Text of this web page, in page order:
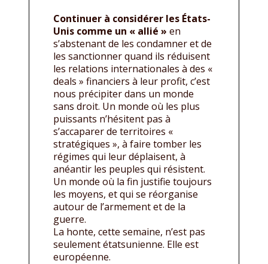
Continuer à considérer les États-
Unis comme un « allié » en
s’abstenant de les condamner et de
les sanctionner quand ils réduisent
les relations internationales à des «
deals » financiers à leur profit, c’est
nous précipiter dans un monde
sans droit. Un monde où les plus
puissants n’hésitent pas à
s’accaparer de territoires «
stratégiques », à faire tomber les
régimes qui leur déplaisent, à
anéantir les peuples qui résistent.
Un monde où la fin justifie toujours
les moyens, et qui se réorganise
autour de l’armement et de la
guerre.
La honte, cette semaine, n’est pas
seulement étatsunienne. Elle est
européenne.